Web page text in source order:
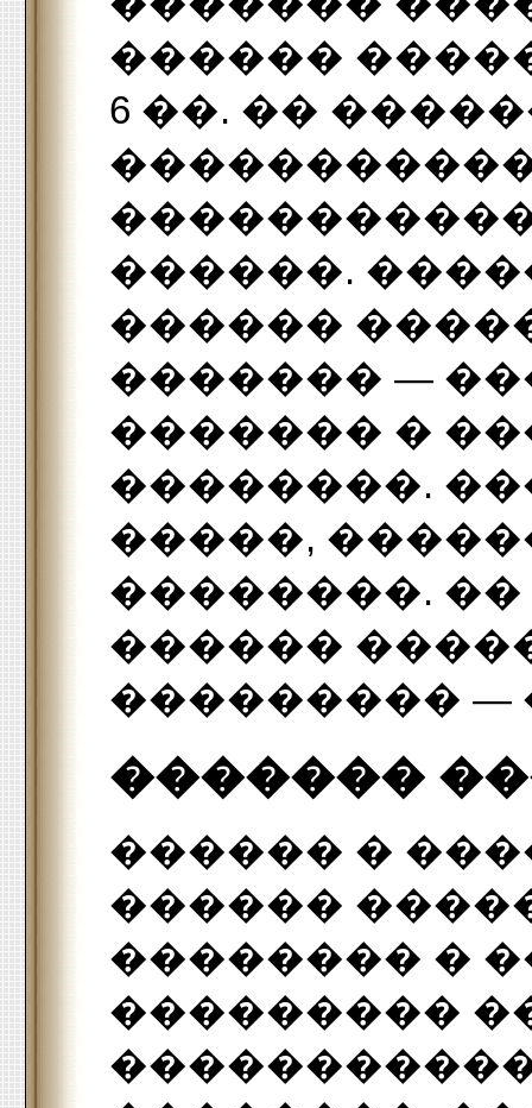
������
6 ��. ��
������.
������
������� —
������� �
��������.
�����,
��������.
������
��������� —
�������
������ �
������
�������� �
���������